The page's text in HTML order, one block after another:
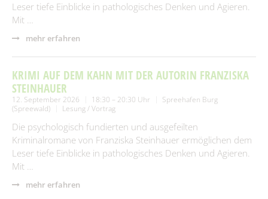
Leser tiefe Einblicke in pathologisches Denken und Agieren.
Mit …
mehr erfahren
KRIMI AUF DEM KAHN MIT DER AUTORIN FRANZISKA
STEINHAUER
12. September 2026 18:30 – 20:30 Uhr
Spreehafen Burg
(Spreewald)
Lesung / Vortrag
Die psychologisch fundierten und ausgefeilten
Kriminalromane von Franziska Steinhauer ermöglichen dem
Leser tiefe Einblicke in pathologisches Denken und Agieren.
Mit …
mehr erfahren